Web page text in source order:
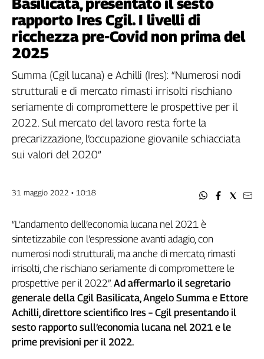
Filcams
Filctem
Fillea
Filt
Flc
Fp
Nidil
Slc
Inca
Speciali
G8
di
il
sangue
della
ragione
120
Basilicata, presentato il sesto
rapporto Ires Cgil. I livelli di
ricchezza pre-Covid non prima del
2025
Summa (Cgil lucana) e Achilli (Ires): “Numerosi nodi
strutturali e di mercato rimasti irrisolti rischiano
seriamente di compromettere le prospettive per il
2022. Sul mercato del lavoro resta forte la
precarizzazione, l’occupazione giovanile schiacciata
sui valori del 2020”
31 maggio 2022 • 10:18
“L’andamento dell’economia lucana nel 2021 è
sintetizzabile con l’espressione avanti adagio, con
numerosi nodi strutturali, ma anche di mercato, rimasti
irrisolti, che rischiano seriamente di compromettere le
prospettive per il 2022”. Ad affermarlo il segretario
generale della Cgil Basilicata, Angelo Summa e Ettore
Achilli, direttore scientifico Ires – Cgil presentando il
sesto rapporto sull’economia lucana nel 2021 e le
prime previsioni per il 2022.